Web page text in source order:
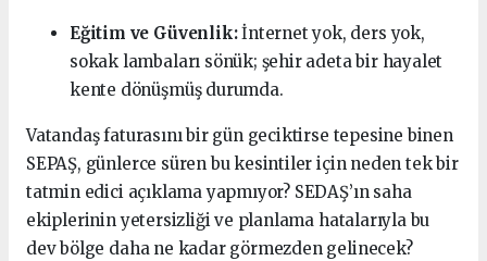
Eğitim ve Güvenlik:İnternet yok, ders yok,
sokak lambaları sönük; şehir adeta bir hayalet
kente dönüşmüş durumda.
Vatandaş faturasını bir gün geciktirse tepesine binen
SEPAŞ, günlerce süren bu kesintiler için neden tek bir
tatmin edici açıklama yapmıyor? SEDAŞ’ın saha
ekiplerinin yetersizliği ve planlama hatalarıyla bu
dev bölge daha ne kadar görmezden gelinecek?